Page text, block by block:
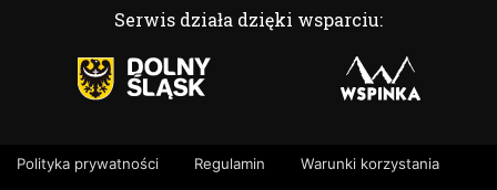
Serwis działa dzięki wsparciu:
Polityka prywatności Regulamin Warunki korzystania